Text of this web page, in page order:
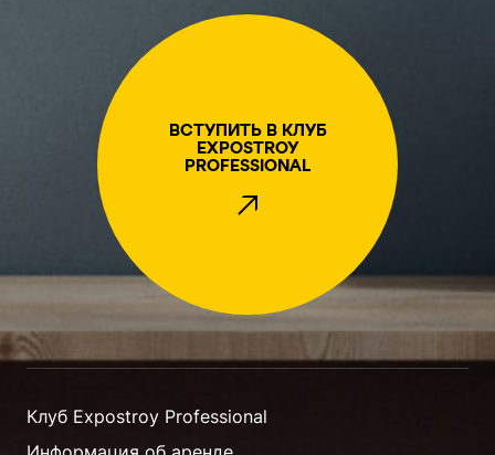
ВСТУПИТЬ В КЛУБ
EXPOSTROY
PROFESSIONAL
Клуб Expostroy Professional